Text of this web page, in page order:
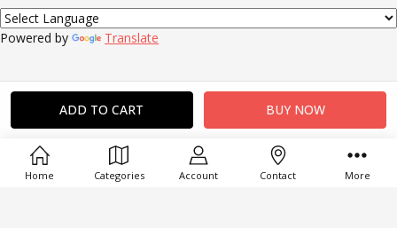
Home Categories Account Contact More
Powered by Translate